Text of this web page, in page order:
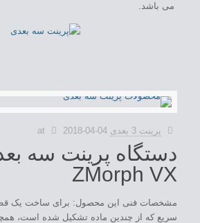
می باشد.
پرینت 3 بعدی at 2018-04-04
دستگاه پرینت سه
ZMorph VX
مشخصات فنی این محصول: برای ساخت یک
سریع که از چندین ماده تشکیل شده است،